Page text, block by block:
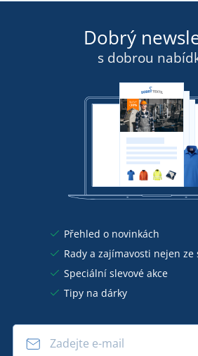
Dobrý
s dobrou
Přehled o novinkách
Rady a zajímavosti nejen
Speciální slevové akce
Tipy na dárky